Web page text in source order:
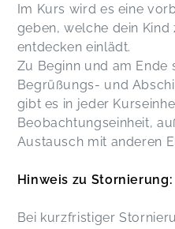
Im Kurs wird es eine
geben, welche dein
entdecken einlädt.
Zu Beginn und am Ende
Begrüßungs- und
gibt es in jeder
Beobachtungseinheit,
Austausch mit anderen
Hinweis zu Stornierung:
Bei kurzfristiger